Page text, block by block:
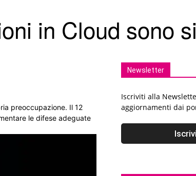
in Cloud sono
preoccupazione. Il 12
le difese adeguate
Newsletter
Iscriviti alla
aggiornamenti dai